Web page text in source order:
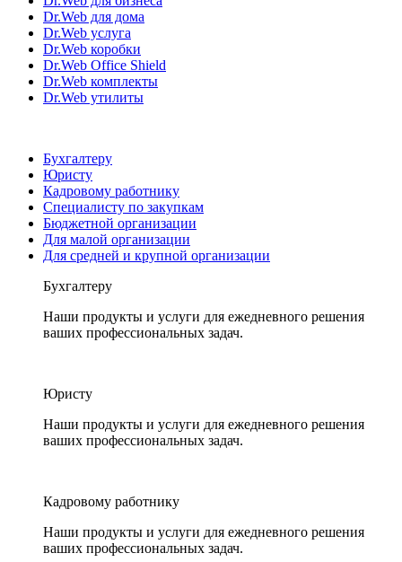
Dr.Web для дома
Dr.Web услуга
Dr.Web коробки
Dr.Web Office Shield
Dr.Web комплекты
Dr.Web утилиты
Бухгалтеру
Юристу
Кадровому работнику
Специалисту по закупкам
Бюджетной организации
Для малой организации
Для средней и крупной организации
Бухгалтеру
Наши продукты и услуги для ежедневного решения
ваших профессиональных задач.
Юристу
Наши продукты и услуги для ежедневного решения
ваших профессиональных задач.
Кадровому работнику
Наши продукты и услуги для ежедневного решения
ваших профессиональных задач.